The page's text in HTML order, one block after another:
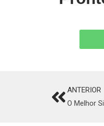
PrevANTERIOR
O Melhor